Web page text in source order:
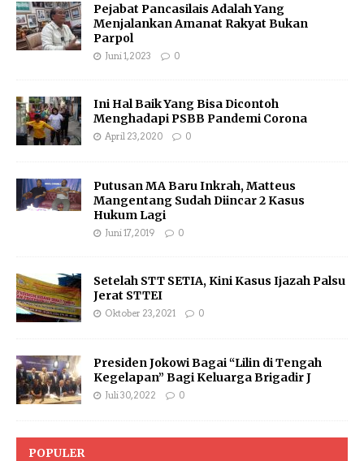
Pejabat Pancasilais Adalah Yang
Menjalankan Amanat Rakyat Bukan
Parpol
Juni 1, 2023 0
Ini Hal Baik Yang Bisa Dicontoh
Menghadapi PSBB Pandemi Corona
April 23, 2020 0
Putusan MA Baru Inkrah, Matteus
Mangentang Sudah Diincar 2 Kasus
Hukum Lagi
Juni 17, 2019 0
Setelah STT SETIA, Kini Kasus Ijazah Palsu
Jerat STTEI
Oktober 23, 2021 0
Presiden Jokowi Bagai “Lilin di Tengah
Kegelapan” Bagi Keluarga Brigadir J
Juli 30, 2022 0
POPULER